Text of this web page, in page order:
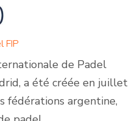
FIP
de Padel
a été créée en juillet
fédérations argentine,